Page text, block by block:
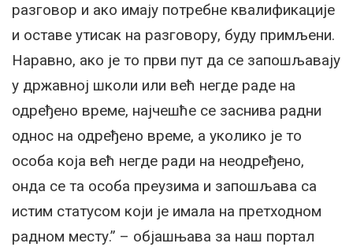
разговор и ако имају потребне квалификације
и оставе утисак на разговору, буду примљени.
Наравно, ако је то први пут да се запошљавају
у државној школи или већ негде раде на
одређено време, најчешће се заснива радни
однос на одређено време, а уколико је то
особа која већ негде ради на неодређено,
онда се та особа преузима и запошљава са
истим статусом који је имала на претходном
радном месту.” – објашњава за наш портал